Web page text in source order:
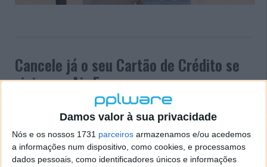
Damos valor à sua privacidade
Nós e os nossos 1731 parceiros armazenamos e/ou acedemos
a informações num dispositivo, como cookies, e processamos
dados pessoais, como identificadores únicos e informações
Cancele já o seu Cartão de Crédito se
viajou na Air Europa
A companhia aérea Air Europa foi a mais recente
vítima de um ciberataque. Por precaução, a empresa
está a pedir aos seus clientes que cancelem os